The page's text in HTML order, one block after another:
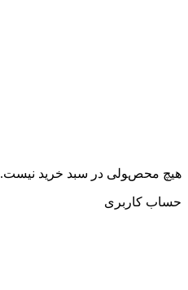
هیچ محصولی در سبد خرید نیست.
حساب کاربری